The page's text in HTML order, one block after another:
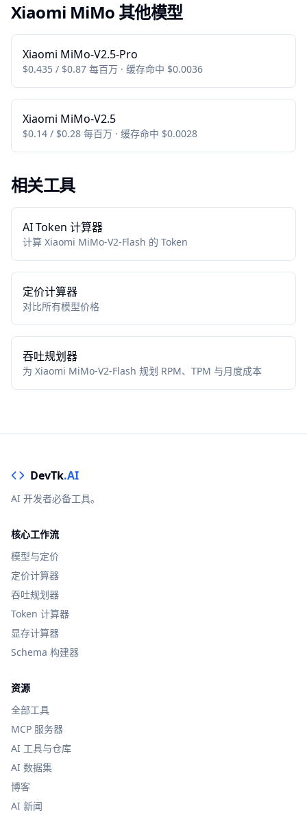
Xiaomi MiMo 其他模型
Xiaomi MiMo-V2.5-Pro
$0.435 / $0.87 每百万 · 缓存命中 $0.0036
Xiaomi MiMo-V2.5
$0.14 / $0.28 每百万 · 缓存命中 $0.0028
相关工具
AI Token 计算器
计算 Xiaomi MiMo-V2-Flash 的 Token
定价计算器
对比所有模型价格
吞吐规划器
为 Xiaomi MiMo-V2-Flash 规划 RPM、TPM 与月度成本
DevTk.AI
AI 开发者必备工具。
核心工作流
模型与定价
定价计算器
吞吐规划器
Token 计算器
显存计算器
Schema 构建器
资源
全部工具
MCP 服务器
AI 工具与仓库
AI 数据集
博客
AI 新闻